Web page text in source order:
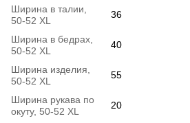
Ширина в талии,
50-52 XL
36
Ширина в бедрах,
50-52 XL
40
Ширина изделия,
50-52 XL
55
Ширина рукава по
окуту, 50-52 XL
20